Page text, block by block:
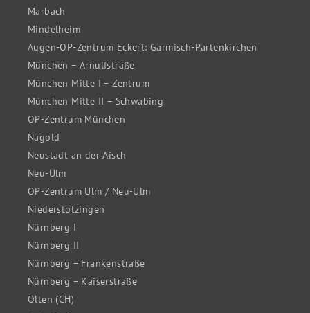
Marbach
Mindelheim
Augen-OP-Zentrum Eckert: Garmisch-Partenkirchen
München – Arnulfstraße
München Mitte I – Zentrum
München Mitte II – Schwabing
OP-Zentrum München
Nagold
Neustadt an der Aisch
Neu-Ulm
OP-Zentrum Ulm / Neu-Ulm
Niederstotzingen
Nürnberg I
Nürnberg II
Nürnberg – Frankenstraße
Nürnberg – Kaiserstraße
Olten (CH)